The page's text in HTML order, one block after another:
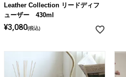
Leather Collection リードディフ
ューザー 430ml
¥3,080 税込